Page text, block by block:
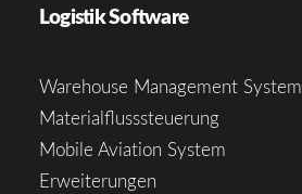
Logistik Software
Warehouse Management System
Materialflusssteuerung
Mobile Aviation System
Erweiterungen